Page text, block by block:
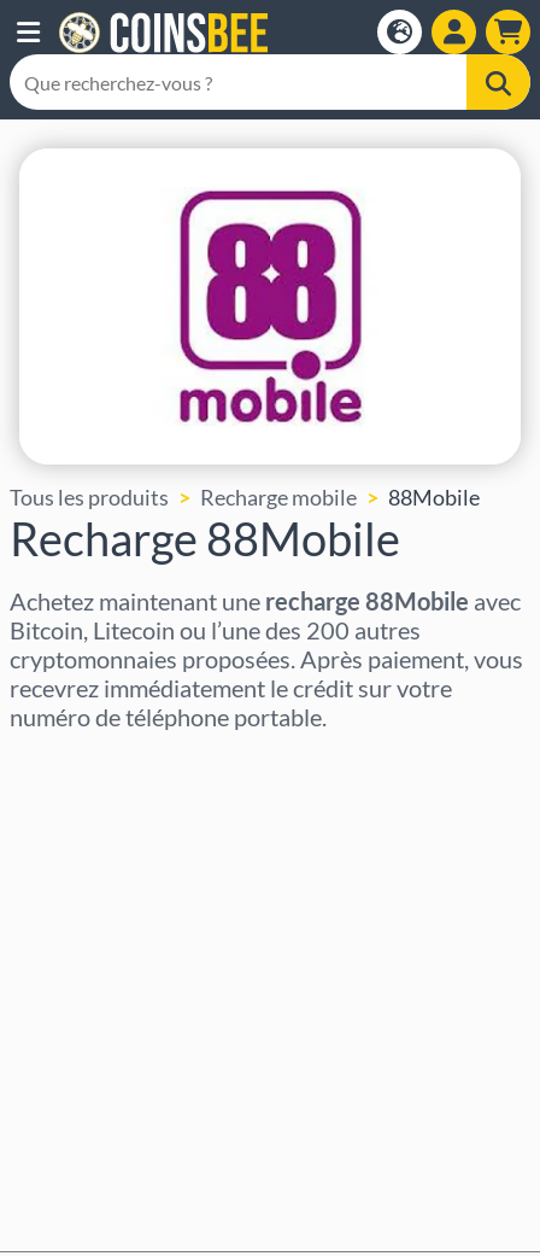
Tous les produits Recharge mobile 88Mobile
Recharge 88Mobile
Achetez maintenant une recharge 88Mobile avec
Bitcoin, Litecoin ou l’une des 200 autres
cryptomonnaies proposées. Après paiement, vous
recevrez immédiatement le crédit sur votre
numéro de téléphone portable.